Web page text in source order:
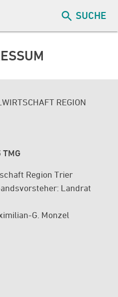
SUCHE
REGION
Region Trier
Landrat
G. Monzel